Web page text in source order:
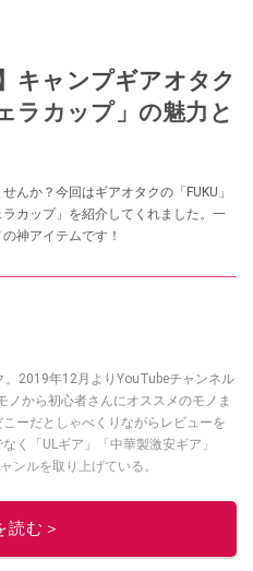
キャンプギアオタク
ラカップ」の魅力と
んか？今回はギアオタクの「FUKU」
カップ」を紹介してくれました。一
神アイテムです！
2019年12月よりYouTubeチャンネル
ノから初心者さんにオススメのモノま
ーだとしゃべくりながらレビューを
く「ULギア」「中華製激安ギア」
ンルを取り上げている。
イチオシストの他の記事を読む
読む＞